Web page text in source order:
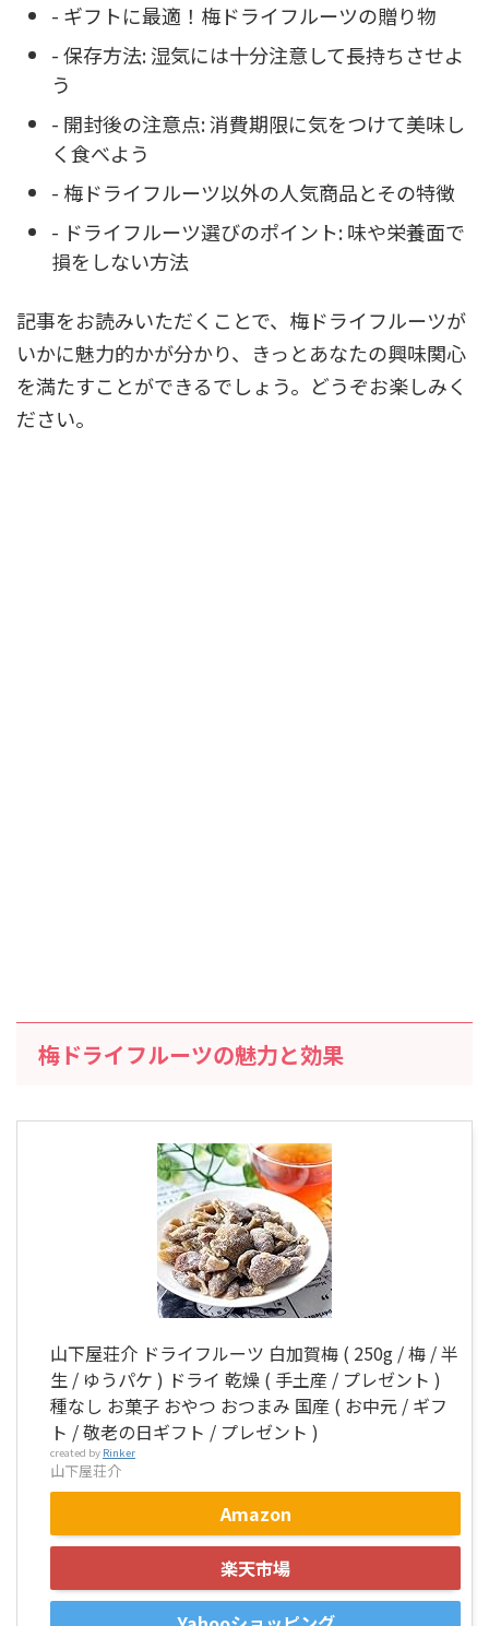
- ギフトに最適！梅ドライフルーツの贈り物
- 保存方法: 湿気には十分注意して長持ちさせよ
う
- 開封後の注意点: 消費期限に気をつけて美味し
く食べよう
- 梅ドライフルーツ以外の人気商品とその特徴
- ドライフルーツ選びのポイント: 味や栄養面で
損をしない方法
記事をお読みいただくことで、梅ドライフルーツが
いかに魅力的かが分かり、きっとあなたの興味関心
を満たすことができるでしょう。どうぞお楽しみく
ださい。
梅ドライフルーツの魅力と効果
山下屋荘介 ドライフルーツ 白加賀梅 ( 250g / 梅 / 半
生 / ゆうパケ ) ドライ 乾燥 ( 手土産 / プレゼント )
種なし お菓子 おやつ おつまみ 国産 ( お中元 / ギフ
ト / 敬老の日ギフト / プレゼント )
created by Rinker
山下屋荘介
Amazon
楽天市場